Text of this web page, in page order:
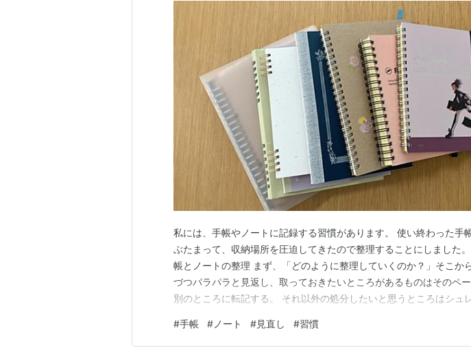
私には、手帳やノートに記録する習慣があります。 使い終わった手
ぶたまって、収納場所を圧迫してきたので整理することにしました
帳とノートの整理 まず、「どのように整理していくのか？」そこか
づつパラパラと見返し、取っておきたいところがあるものはそのペ
別のところに転記する。 それ以外の処分したいと思うところはシュ
いものはシュレッダー 見返してみると、その頃に勉強していたこと
時のメモなど、 今でも参考になることが書かれてい…
#手帳 # ノート #見直し #習慣